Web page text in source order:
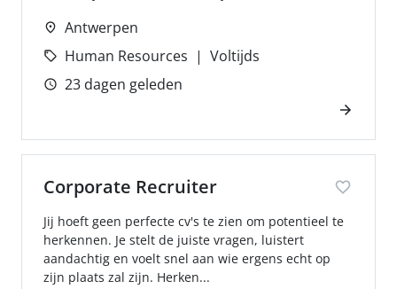
Antwerpen
Human Resources
Voltijds
23 dagen geleden
Corporate Recruiter
Jij hoeft geen perfecte cv's te zien om potentieel te
herkennen. Je stelt de juiste vragen, luistert
aandachtig en voelt snel aan wie ergens echt op
zijn plaats zal zijn. Herken...